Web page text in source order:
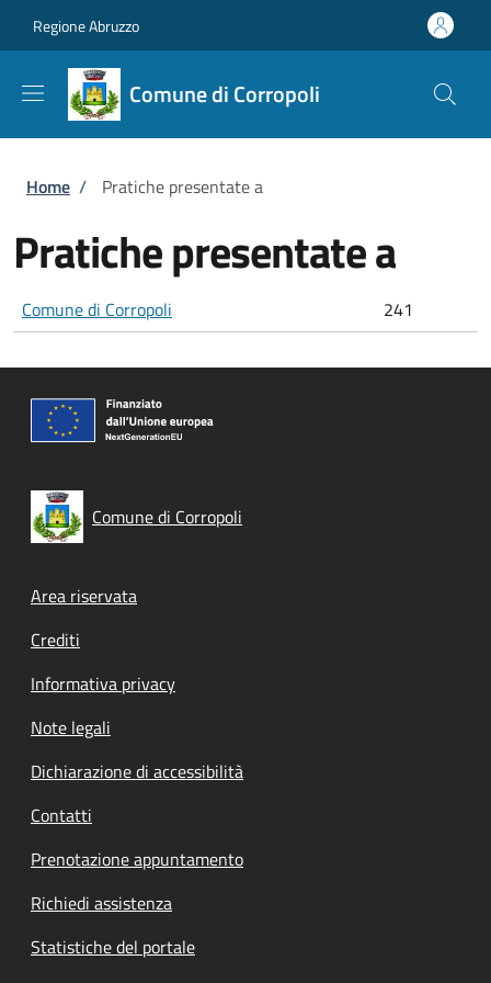
Regione Abruzzo
Comune di Corropoli
Briciole di pane
Home / Pratiche presentate a
Pratiche presentate a
Comune di Corropoli 241
Comune di Corropoli
Footer menu
Area riservata
Crediti
Informativa privacy
Note legali
Dichiarazione di accessibilità
Contatti
Prenotazione appuntamento
Richiedi assistenza
Statistiche del portale